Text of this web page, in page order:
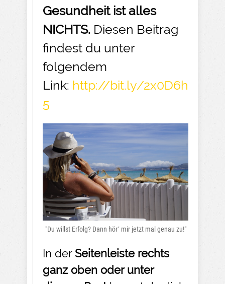
Gesundheit ist alles
NICHTS. Diesen Beitrag
findest du unter
folgendem
Link: http://bit.ly/2x0D6h
5
"Du willst Erfolg? Dann hör´ mir jetzt mal genau zu!"
In derSeitenleiste rechts
ganz oben oder unter